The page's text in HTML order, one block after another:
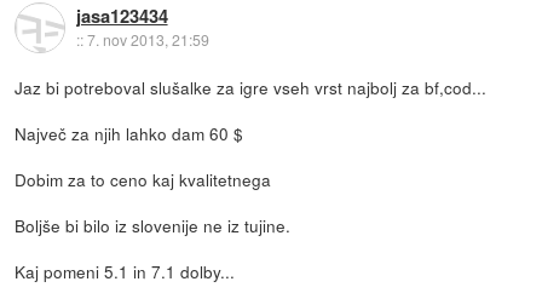
jasa123434
::7. nov 2013, 21:59
Jaz bi potreboval slušalke za igre vseh vrst najbolj za bf,cod...
Največ za njih lahko dam 60 $
Dobim za to ceno kaj kvalitetnega
Boljše bi bilo iz slovenije ne iz tujine.
Kaj pomeni 5.1 in 7.1 dolby...